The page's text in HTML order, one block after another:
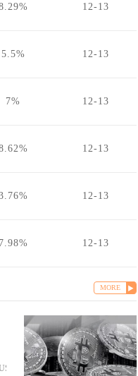
12-13
5.5% 12-13
7% 12-13
12-13
12-13
7.98% 12-13
MORE
稳定币，再在现货币币交